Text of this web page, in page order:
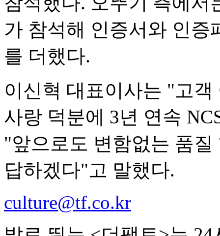
가 참석해 인증서와 인증
를 더했다.
이신혁 대표이사는 "고
사랑 덕분에 3년 연속
"앞으로도 변함없는 품
답하겠다"고 말했다.
culture@tf.co.kr